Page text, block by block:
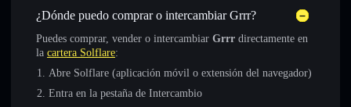
¿Dónde puedo comprar o intercambiar Grrr?
Puedes comprar, vender o intercambiar Grrr directamente en
la cartera Solflare:
Abre Solflare (aplicación móvil o extensión del navegador)
Entra en la pestaña de Intercambio